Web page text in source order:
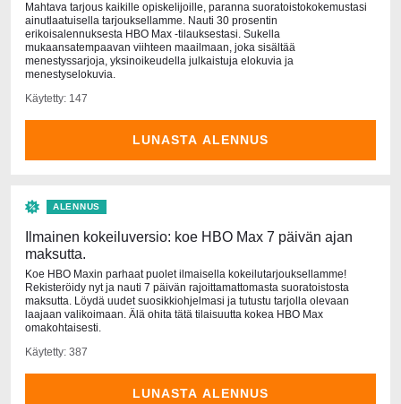
Mahtava tarjous kaikille opiskelijoille, paranna suoratoistokokemustasi
ainutlaatuisella tarjouksellamme. Nauti 30 prosentin
erikoisalennuksesta HBO Max -tilauksestasi. Sukella
mukaansatempaavan viihteen maailmaan, joka sisältää
menestyssarjoja, yksinoikeudella julkaistuja elokuvia ja
menestyselokuvia.
Käytetty: 147
LUNASTA ALENNUS
ALENNUS
Ilmainen kokeiluversio: koe HBO Max 7 päivän ajan
maksutta.
Koe HBO Maxin parhaat puolet ilmaisella kokeilutarjouksellamme!
Rekisteröidy nyt ja nauti 7 päivän rajoittamattomasta suoratoistosta
maksutta. Löydä uudet suosikkiohjelmasi ja tutustu tarjolla olevaan
laajaan valikoimaan. Älä ohita tätä tilaisuutta kokea HBO Max
omakohtaisesti.
Käytetty: 387
LUNASTA ALENNUS